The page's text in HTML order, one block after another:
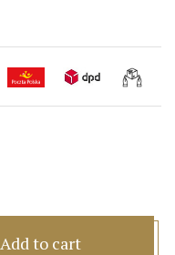
Add to cart